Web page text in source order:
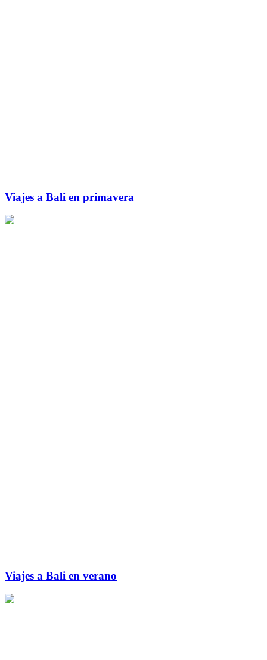
Viajes a Bali en primavera
Viajes a Bali en verano